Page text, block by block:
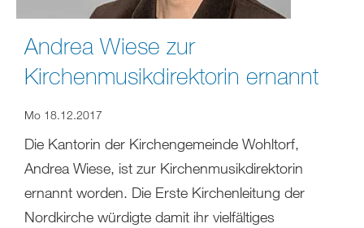
Andrea Wiese zur
Kirchenmusikdirektorin ernannt
Mo 18.12.2017
Die Kantorin der Kirchengemeinde Wohltorf,
Andrea Wiese, ist zur Kirchenmusikdirektorin
ernannt worden. Die Erste Kirchenleitung der
Nordkirche würdigte damit ihr vielfältiges